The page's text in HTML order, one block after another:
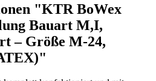
"KTR BoWex
Bauart M,I,
– Größe M-24,